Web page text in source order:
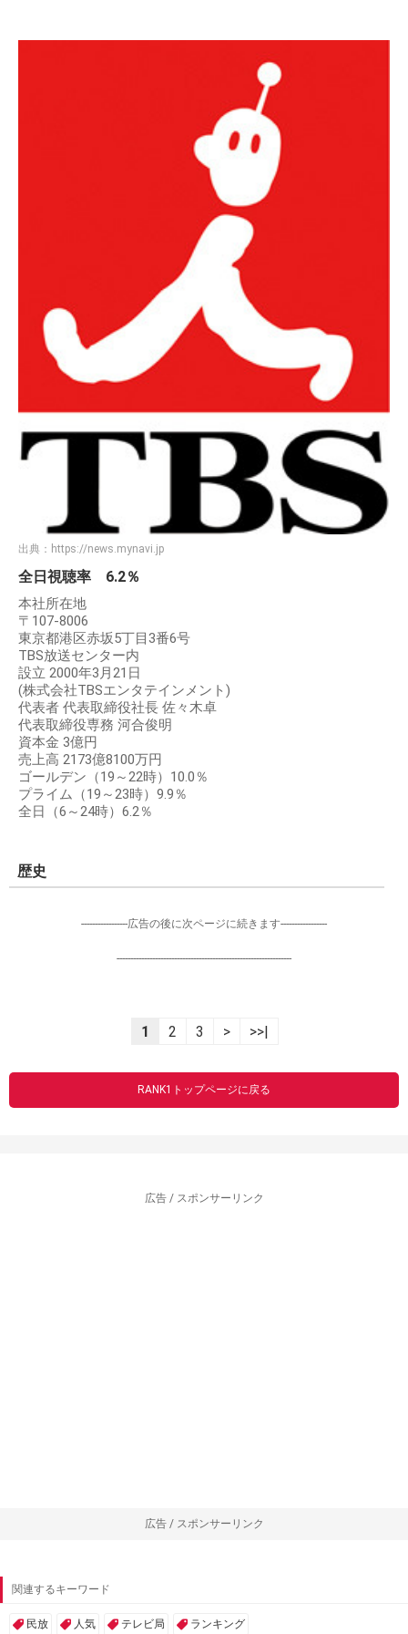
出典： https://news.mynavi.jp
全日視聴率 6.2％
本社所在地
〒107-8006
東京都港区赤坂5丁目3番6号
TBS放送センター内
設立 2000年3月21日
(株式会社TBSエンタテインメント)
代表者 代表取締役社長 佐々木卓
代表取締役専務 河合俊明
資本金 3億円
売上高 2173億8100万円
ゴールデン（19～22時）10.0％
プライム（19～23時）9.9％
全日（6～24時）6.2％
歴史
-----------------広告の後に次ページに続きます-----------------
----------------------------------------------------------------
1 2 3 > >>|
RANK1トップページに戻る
広告 / スポンサーリンク
広告 / スポンサーリンク
関連するキーワード
民放 人気 テレビ局 ランキング